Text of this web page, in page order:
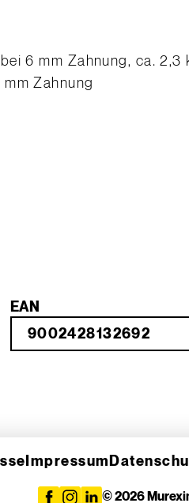
6 mm Zahnung, ca. 2,3
Zahnung
EAN
Impressum
© 2026